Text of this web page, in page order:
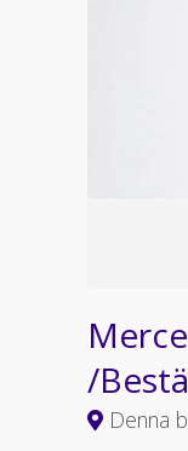
/
Denna